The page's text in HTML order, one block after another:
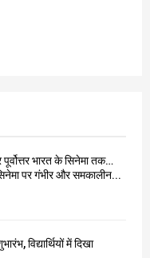
भारत के सिनेमा तक…
पर गंभीर और समकालीन...
विद्यार्थियों में दिखा